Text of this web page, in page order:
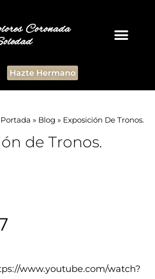
Coronada
Hazte Hermano
Portada » Blog » Exposición De Tronos.
de Tronos.
www.youtube.com/watch?